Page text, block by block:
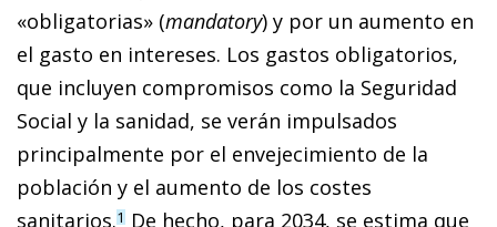
«obligatorias» (mandatory) y por un aumento en
el gasto en intereses. Los gastos obligatorios,
que incluyen compromisos como la Seguridad
Social y la sanidad, se verán impulsados
principalmente por el envejecimiento de la
población y el aumento de los costes
sanitarios.1 De hecho, para 2034, se estima que